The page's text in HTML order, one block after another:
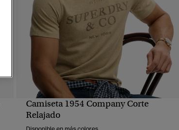
VISTA RÁPIDA
Camiseta 1954 Company Corte
Relajado